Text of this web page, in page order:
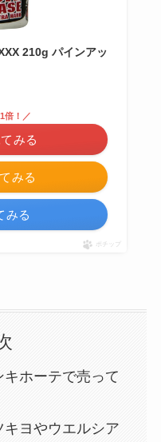
210g パインアッ
みる
倍！／
みる
みる
ポチップ
ホーテで売って
ヨやウエルシア